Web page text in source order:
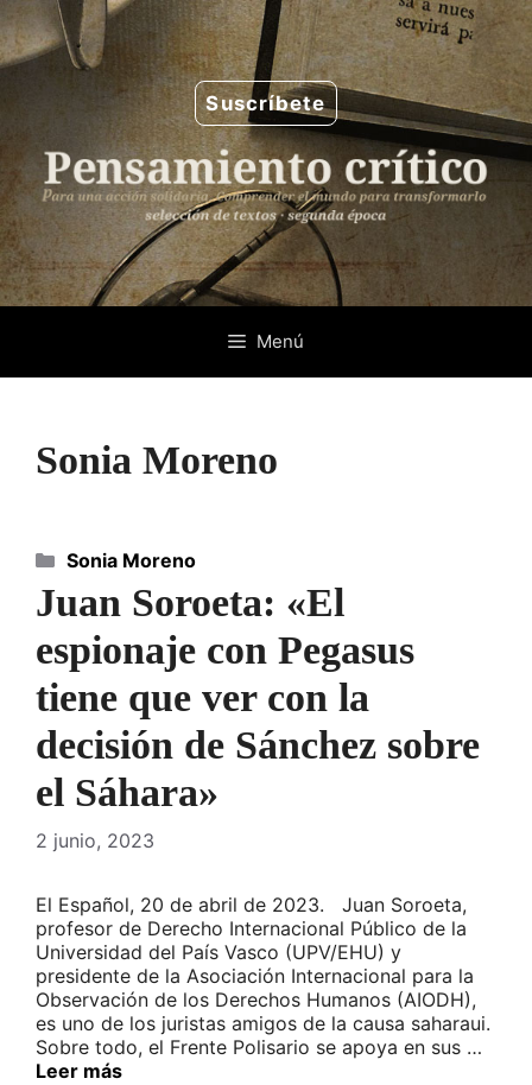
Saltar
al
contenido
Suscríbete
Menú
Sonia Moreno
Juan Soroeta: «El
espionaje con Pegasus
tiene que ver con la
decisión de Sánchez sobre
el Sáhara»
2 junio, 2023
El Español, 20 de abril de 2023. Juan Soroeta,
profesor de Derecho Internacional Público de la
Universidad del País Vasco (UPV/EHU) y
presidente de la Asociación Internacional para la
Observación de los Derechos Humanos (AIODH),
es uno de los juristas amigos de la causa saharaui.
Sobre todo, el Frente Polisario se apoya en sus …
Leer más
Categorías
Sonia Moreno